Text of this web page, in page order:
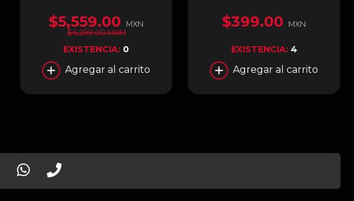
$5,559.00
MXN
$6,299.00 MXM
EXISTENCIA: 0
Agregar al carrito
Móviles / Consolas | RGB |
Blanco | BR-941198
$399.00 MXN
EXISTENCIA: 4
Agregar al carrito